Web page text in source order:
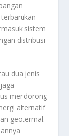
sistem
distribusi
dua jenis
mendorong
alternatif
geotermal.